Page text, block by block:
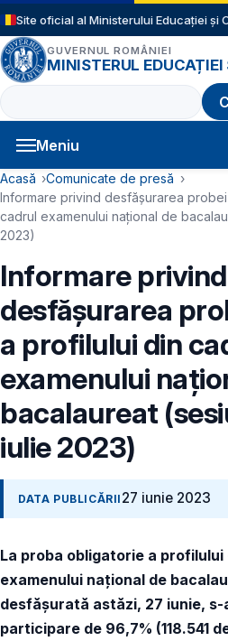
Sari la conținutul principal
Site oficial al Ministerului Educației și
GUVERNUL ROMÂNIEI
MINISTERUL EDUCAȚIEI
Caută
Meniu
Navigație principală
Cale de navigare
Acasă
Comunicate de presă
Informare privind desfășurarea
cadrul examenului național de
2023)
Informare privind
desfășurarea
a profilului din
examenului
bacalaureat
iulie 2023)
DATA PUBLICĂRII 27 iunie 2023
La proba obligatorie a
examenului național de
desfășurată astăzi, 27 iunie,
participare de 96,7% (118.541